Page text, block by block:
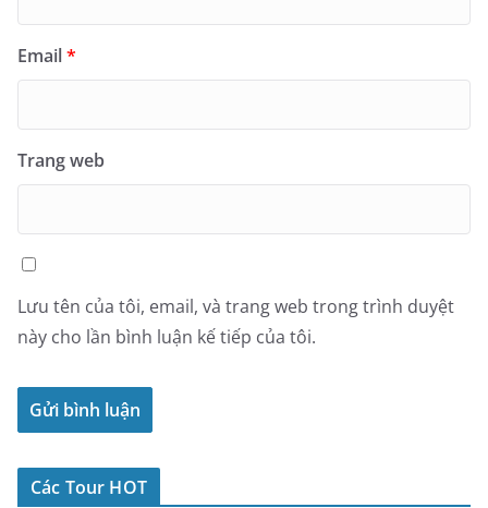
Email*
Trang web
Lưu tên của tôi, email, và trang web trong trình duyệt
này cho lần bình luận kế tiếp của tôi.
Các Tour HOT